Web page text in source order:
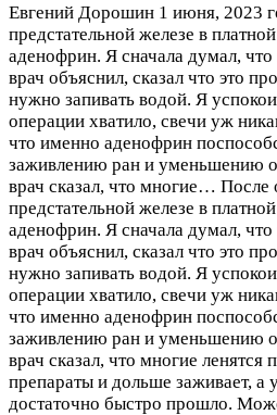
Евгений Дорошин 1 июня, 2023
предстательной железе в
аденофрин. Я сначала думал, что
врач объяснил, сказал что это
нужно запивать водой. Я
операции хватило, свечи уж
что именно аденофрин
заживлению ран и уменьшению
врач сказал, что многие… После
предстательной железе в
аденофрин. Я сначала думал, что
врач объяснил, сказал что это
нужно запивать водой. Я
операции хватило, свечи уж
что именно аденофрин
заживлению ран и уменьшению
врач сказал, что многие ленятся
препараты и дольше заживает, а
достаточно быстро прошло.